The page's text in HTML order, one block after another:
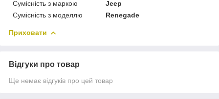
Сумісність з маркою
Jeep
Сумісність з моделлю
Renegade
Приховати
Відгуки про товар
Ще немає відгуків про цей товар